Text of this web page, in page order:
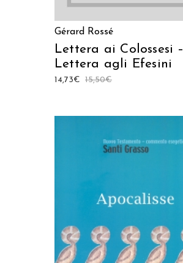
Gérard Rossé
Lettera ai Colossesi –
Lettera agli Efesini
15,50€
14,73€
AGGIUNGI AL CARRELLO